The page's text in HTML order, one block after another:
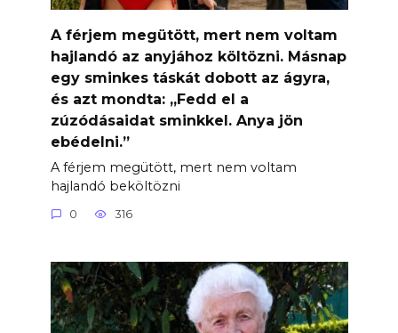
A férjem megütött, mert nem voltam
hajlandó az anyjához költözni. Másnap
egy sminkes táskát dobott az ágyra,
és azt mondta: „Fedd el a
zúzódásaidat sminkkel. Anya jön
ebédelni.”
A férjem megütött, mert nem voltam
hajlandó beköltözni
0 316